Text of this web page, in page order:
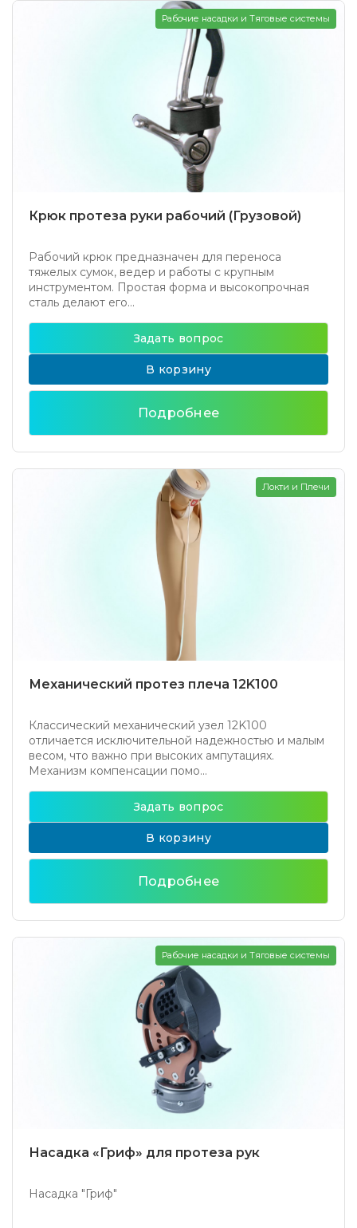
Крюк протеза руки рабочий (Грузовой)
Рабочий крюк предназначен для переноса
тяжелых сумок, ведер и работы с крупным
инструментом. Простая форма и высокопрочная
сталь делают его...
Рабочие насадки и Тяговые системы
Задать вопрос
В корзину
Подробнее
Механический протез плеча 12K100
Классический механический узел 12K100
отличается исключительной надежностью и малым
весом, что важно при высоких ампутациях.
Механизм компенсации помо...
Локти и Плечи
Задать вопрос
В корзину
Подробнее
Насадка «Гриф» для протеза рук
Насадка "Гриф"
Рабочие насадки и Тяговые системы